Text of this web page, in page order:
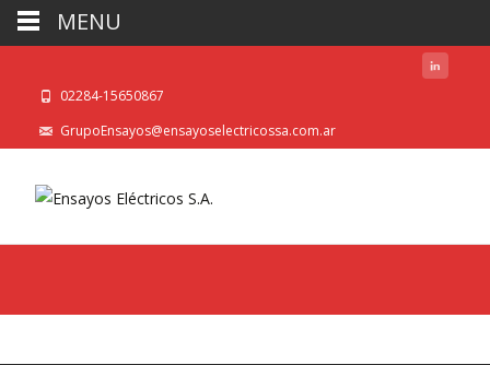
02284-15650867
GrupoEnsayos@ensayoselectricossa.com.ar
MENU